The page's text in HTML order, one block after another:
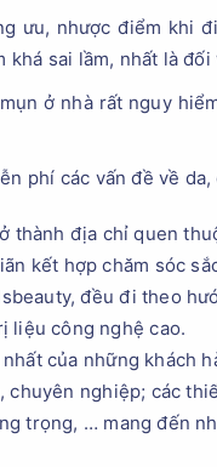
ưu, nhược điểm khi
khá sai lầm, nhất là
ở nhà rất nguy
phí các vấn đề về
thành địa chỉ quen
kết hợp chăm sóc
đều đi theo
liệu công nghệ cao.
của những khách
chuyên nghiệp; các
trọng, … mang đến